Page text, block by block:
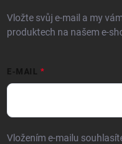
Vložte svůj e-mail a my
produktech na našem e-
E-MAIL
Vložením e-mailu